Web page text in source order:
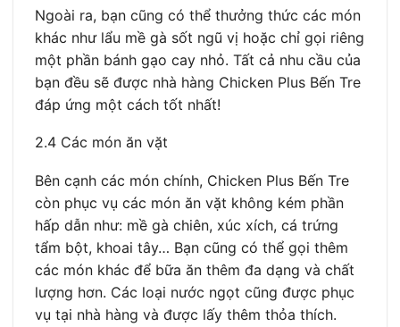
Ngoài ra, bạn cũng có thể thưởng thức các món
khác như lẩu mề gà sốt ngũ vị hoặc chỉ gọi riêng
một phần bánh gạo cay nhỏ. Tất cả nhu cầu của
bạn đều sẽ được nhà hàng Chicken Plus Bến Tre
đáp ứng một cách tốt nhất!
2.4 Các món ăn vặt
Bên cạnh các món chính, Chicken Plus Bến Tre
còn phục vụ các món ăn vặt không kém phần
hấp dẫn như: mề gà chiên, xúc xích, cá trứng
tẩm bột, khoai tây… Bạn cũng có thể gọi thêm
các món khác để bữa ăn thêm đa dạng và chất
lượng hơn. Các loại nước ngọt cũng được phục
vụ tại nhà hàng và được lấy thêm thỏa thích.